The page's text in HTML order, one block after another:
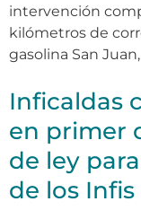
intervención
kilómetros de
gasolina San Juan,
Inficaldas
en primer
de ley
de los Infis